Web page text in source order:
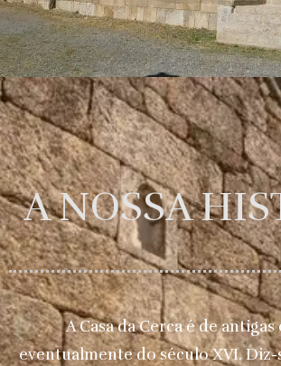
A NOSSA
A Casa da Cerca é de
eventualmente do século XVI. Diz-